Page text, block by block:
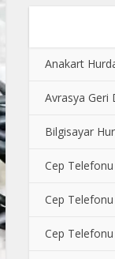
Anakart
Avrasya Geri
Bilgisayar
Cep
Cep Telefonu
Cep Telefonu